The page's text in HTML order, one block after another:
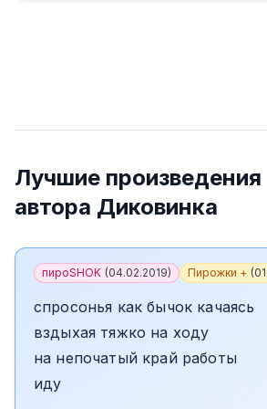
Лучшие произведения
автора Диковинка
пироSHOK (04.02.2019) Пирожки + (
спросонья как бычок качаясь
вздыхая тяжко на ходу
на непочатый край работы
иду